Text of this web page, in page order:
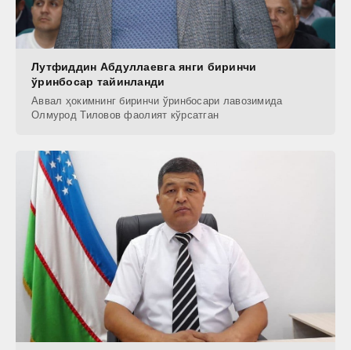
Лутфиддин Абдуллаевга янги биринчи
ўринбосар тайинланди
Аввал ҳокимнинг биринчи ўринбосари лавозимида
Олмурод Тиловов фаолият кўрсатган